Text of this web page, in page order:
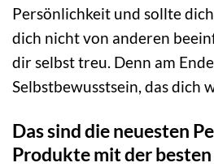
Persönlichkeit und sollte
dich nicht von anderen
dir selbst treu. Denn am
Selbstbewusstsein, das dich
Das sind die neuesten
Produkte mit der